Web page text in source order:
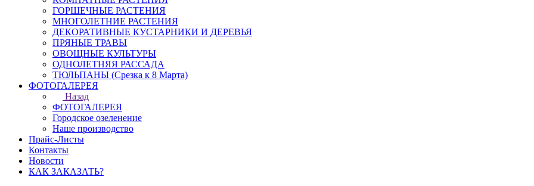
ГОРШЕЧНЫЕ РАСТЕНИЯ
МНОГОЛЕТНИЕ РАСТЕНИЯ
ДЕКОРАТИВНЫЕ КУСТАРНИКИ И ДЕРЕВЬЯ
ПРЯНЫЕ ТРАВЫ
ОВОЩНЫЕ КУЛЬТУРЫ
ОДНОЛЕТНЯЯ РАССАДА
ТЮЛЬПАНЫ (Срезка к 8 Марта)
ФОТОГАЛЕРЕЯ
Назад
ФОТОГАЛЕРЕЯ
Городское озеленение
Наше производство
Прайс-Листы
Контакты
Новости
КАК ЗАКАЗАТЬ?